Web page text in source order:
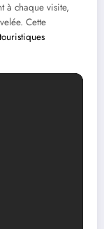
à chaque visite,
Cette